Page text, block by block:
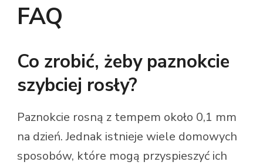
FAQ
Co zrobić, żeby paznokcie
szybciej rosły?
Paznokcie rosną z tempem około 0,1 mm
na dzień. Jednak istnieje wiele domowych
sposobów, które mogą przyspieszyć ich